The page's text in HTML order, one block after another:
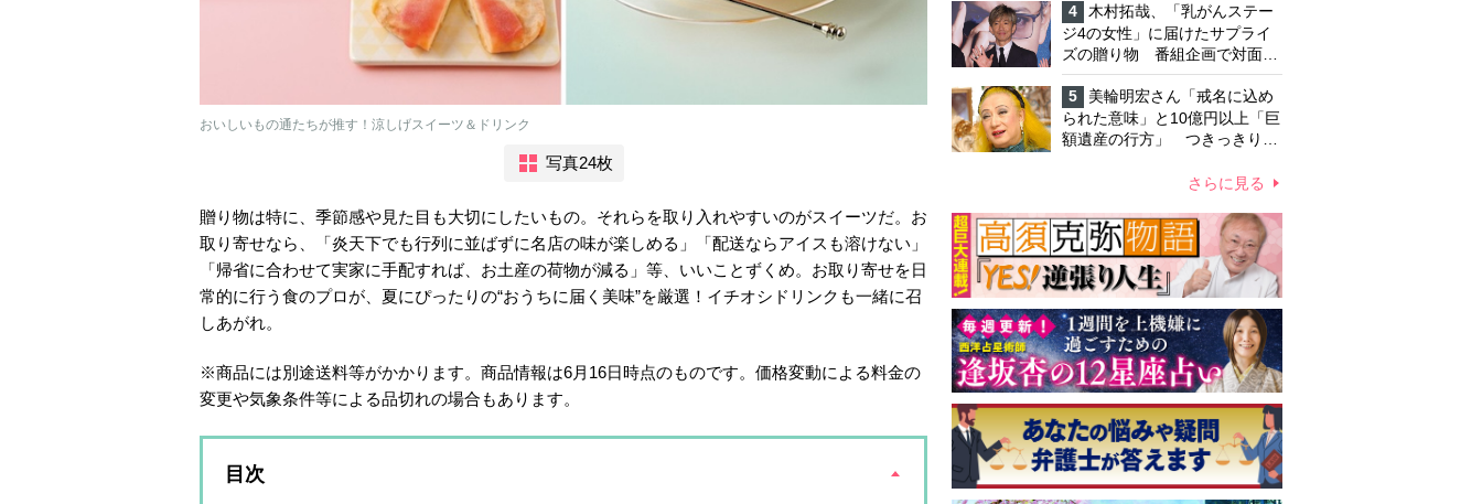
おいしいもの通たちが推す！涼しげスイーツ＆ドリンク
写真24枚
贈り物は特に、季節感や見た目も大切にしたいもの。それらを取り入れやすいのがスイーツだ。お
取り寄せなら、「炎天下でも行列に並ばずに名店の味が楽しめる」「配送ならアイスも溶けない」
「帰省に合わせて実家に手配すれば、お土産の荷物が減る」等、いいことずくめ。お取り寄せを日
常的に行う食のプロが、夏にぴったりの“おうちに届く美味”を厳選！イチオシドリンクも一緒に召
しあがれ。
※商品には別途送料等がかかります。商品情報は6月16日時点のものです。価格変動による料金の
変更や気象条件等による品切れの場合もあります。
目次
ろ強まる福祉活動への思い
4
木村拓哉、「乳がんステー
ジ4の女性」に届けたサプライ
ズの贈り物 番組企画で対面し
たファンが、夢と希望を与える
心遣いに「うれしくて号泣しま
した」
5
美輪明宏さん「戒名に込め
られた意味」と10億円以上「巨
額遺産の行方」 つきっきりで
さらに見る